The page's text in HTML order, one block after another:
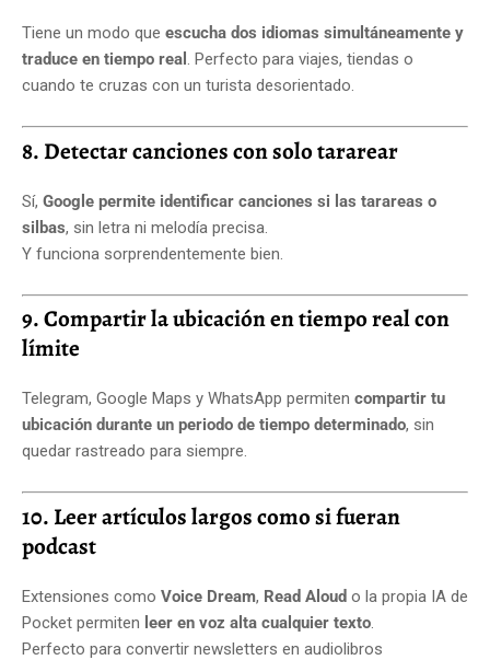
Tiene un modo que escucha dos idiomas simultáneamente y
traduce en tiempo real . Perfecto para viajes, tiendas o
cuando te cruzas con un turista desorientado.
8. Detectar canciones con solo tararear
Sí, Google permite identificar canciones si las tarareas o
silbas, sin letra ni melodía precisa.
Y funciona sorprendentemente bien.
9. Compartir la ubicación en tiempo real con
límite
Telegram, Google Maps y WhatsApp permiten compartir tu
ubicación durante un periodo de tiempo determinado, sin
quedar rastreado para siempre.
10. Leer artículos largos como si fueran
podcast
Extensiones como Voice Dream, Read Aloud o la propia IA de
Pocket permiten leer en voz alta cualquier texto.
Perfecto para convertir newsletters en audiolibros